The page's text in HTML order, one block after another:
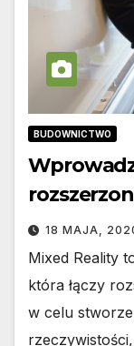
BUDOWNICTWO
18 MAJA,
Mixed Reality
która łączy
w celu